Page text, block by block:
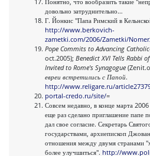
довольно затруднительно…
Г. Йонкис "Папа Римский в
http://www.berkovich-
zametki.com/2006/Zametki/
Pope Commits to Advancing
oct.2005); Benedict XVI Tells Rabbi
Invited to Rome's Synagogue
евреи встретились с Папой.
http://www.religare.ru/
portal-credo.ru/site/=
Совсем недавно, в конце марта
еще раз сделано приглашение папе
дал свое согласие. Секретарь
государствами, архиепископ
отношения между двумя странами
более улучшиться". http://